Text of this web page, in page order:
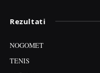
Rezultati
NOGOMET
TENIS